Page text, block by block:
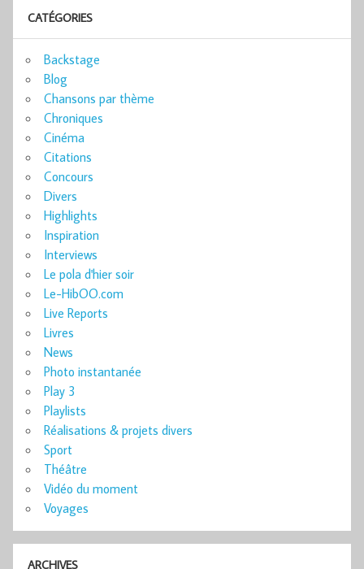
CATÉGORIES
Backstage
Blog
Chansons par thème
Chroniques
Cinéma
Citations
Concours
Divers
Highlights
Inspiration
Interviews
Le pola d'hier soir
Le-HibOO.com
Live Reports
Livres
News
Photo instantanée
Play 3
Playlists
Réalisations & projets divers
Sport
Théâtre
Vidéo du moment
Voyages
ARCHIVES